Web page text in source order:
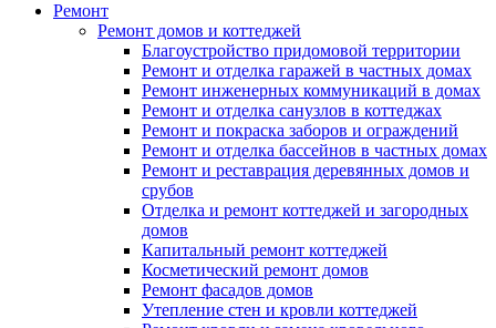
Ремонт
Ремонт домов и коттеджей
Благоустройство придомовой территории
Ремонт и отделка гаражей в частных домах
Ремонт инженерных коммуникаций в домах
Ремонт и отделка санузлов в коттеджах
Ремонт и покраска заборов и ограждений
Ремонт и отделка бассейнов в частных домах
Ремонт и реставрация деревянных домов и
срубов
Отделка и ремонт коттеджей и загородных
домов
Капитальный ремонт коттеджей
Косметический ремонт домов
Ремонт фасадов домов
Утепление стен и кровли коттеджей